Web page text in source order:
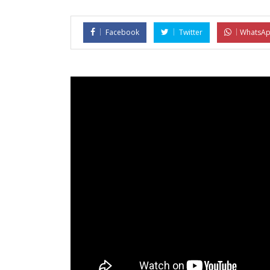
Facebook Twitter